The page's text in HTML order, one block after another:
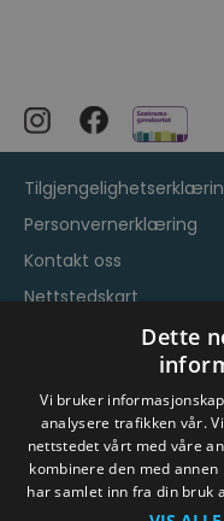
Personvernerklæring
Kontakt oss
Nettstedskart
Vilkår og betingelser
© Byen Vår Drammen/
Dette
Vi bruker
analysere trafikken vår.
nettstedet vårt med våre
kombinere den med
har samlet inn fra din bruk